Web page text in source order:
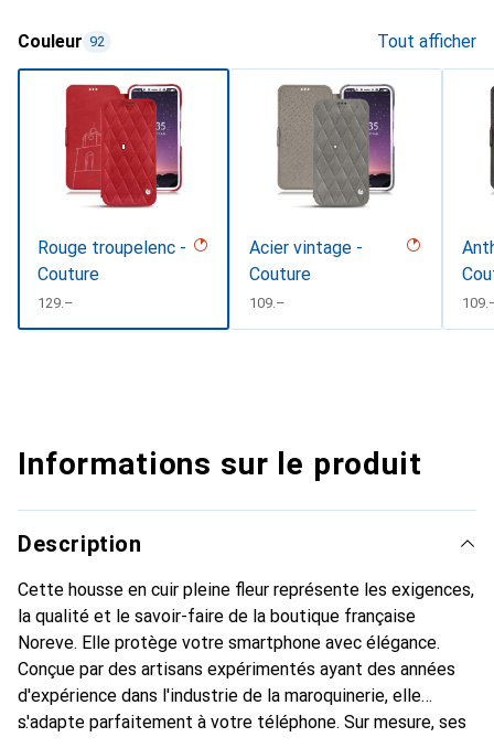
Couleur 92 Tout afficher
Rouge troupelenc -
Couture
CHF
129.–
Acier vintage -
Couture
CHF
109.– CHF
Informations sur le produit
Description
Cette housse en cuir pleine fleur représente les exigences,
la qualité et le savoir-faire de la boutique française
Noreve. Elle protège votre smartphone avec élégance.
Conçue par des artisans expérimentés ayant des années
d'expérience dans l'industrie de la maroquinerie, elle
s'adapte parfaitement à votre téléphone. Sur mesure, ses